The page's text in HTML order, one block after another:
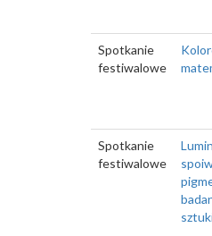
Spotkanie
festiwalowe
Spotkanie
festiwalowe